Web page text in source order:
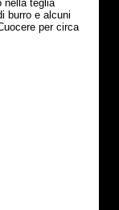
nella teglia
burro e alcuni
per circa